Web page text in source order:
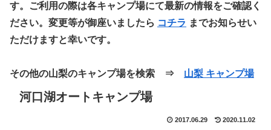
す。ご利用の際は各キャンプ場にて最新の情報をご確認く
ださい。変更等が御座いましたら コチラ までお知らせい
ただけますと幸いです。
その他の山梨のキャンプ場を検索 ⇒ 山梨 キャンプ場
河口湖オートキャンプ場
2017.06.29 2020.11.02